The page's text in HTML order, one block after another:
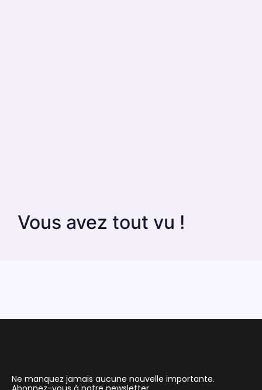
Vous avez tout vu !
Ne manquez jamais aucune nouvelle importante.